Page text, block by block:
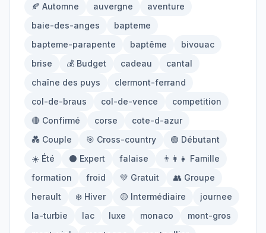
Alpinisme
Mont-Blanc Via Ferrata
Initiation
Parapente Randonnée
Alpinisme
Outils
🍂 Automne
auvergne
aventure
baie-des-anges
bapteme
bapteme-parapente
baptême
bivouac
brise
💰 Budget cadeau
cantal
chaîne des puys
clermont-ferrand
col-de-braus
col-de-vence
competition
🔴 Confirmé
corse
cote-d-azur
💑 Couple
🎯 Cross-country
🟢 Débutant
☀️ Été
⚫ Expert falaise
👨‍👩‍👧 Famille
formation
froid 💚 Gratuit
👥 Groupe
herault
❄️ Hiver 🟡 Intermédiaire
journee
la-turbie
lac luxe monaco
mont-gros